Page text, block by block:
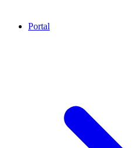
Portal